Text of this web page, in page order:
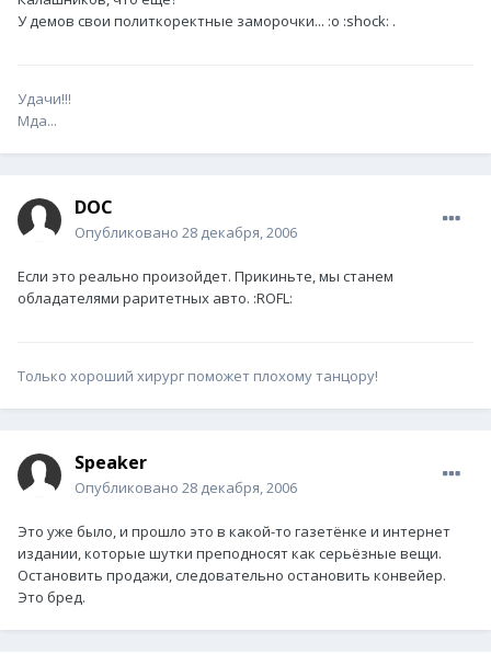
У демов свои политкоректные заморочки... :o :shock: .
Удачи!!!
Мда...
DOC
Опубликовано 28 декабря, 2006
Если это реально произойдет. Прикиньте, мы станем
обладателями раритетных авто. :ROFL:
Только хороший хирург поможет плохому танцору!
Speaker
Опубликовано 28 декабря, 2006
Это уже было, и прошло это в какой-то газетёнке и интернет
издании, которые шутки преподносят как серьёзные вещи.
Остановить продажи, следовательно остановить конвейер.
Это бред.